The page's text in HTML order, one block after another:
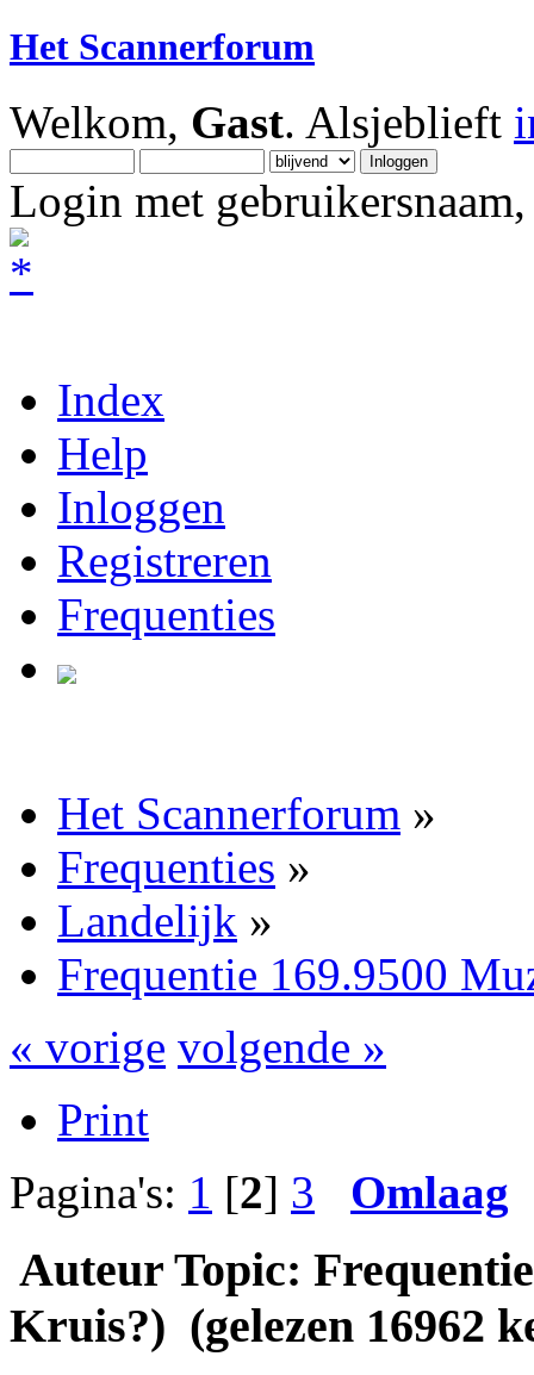
Het Scannerforum
Welkom, Gast. Alsjeblieft
Login met
Index
Help
Inloggen
Registreren
Frequenties
Het Scannerforum »
Frequenties »
Landelijk »
Frequentie 169.9500
« vorige volgende »
Print
Pagina's: 1 [2] 3 Omlaag
Auteur Topic:
Kruis?) (gelezen 16962